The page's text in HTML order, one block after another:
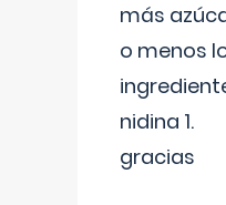
más
o menos
nidina 1.
gracias